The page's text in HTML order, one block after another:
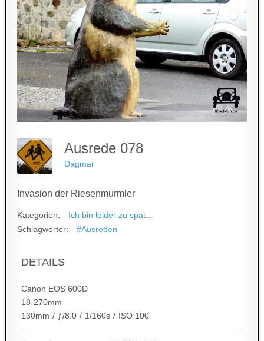
Ausrede 078
Dagmar
Invasion der Riesenmurmler
Kategorien:
Ich bin leider zu spät...
Schlagwörter:
#Ausreden
DETAILS
Canon EOS 600D
18-270mm
130mm / ƒ/8.0 / 1/160s / ISO 100